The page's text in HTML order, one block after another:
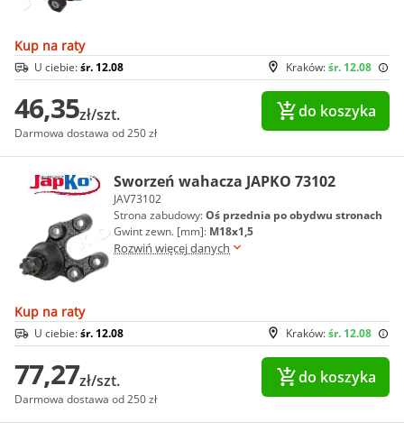
Kup na raty
Kraków:śr. 12.08
U ciebie:śr. 12.08
46,35zł/szt.
Darmowa dostawa od 250 zł
do koszyka
Sworzeń wahacza JAPKO 73102
JAV73102
Strona zabudowy:Oś przednia po obydwu stronach
Gwint zewn. [mm]: M18x1,5
Rozwiń więcej danych
Kup na raty
Kraków:śr. 12.08
U ciebie:śr. 12.08
77,27zł/szt.
Darmowa dostawa od 250 zł
do koszyka